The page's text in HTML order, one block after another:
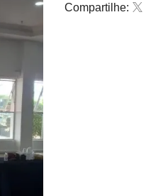
Compartilhe: